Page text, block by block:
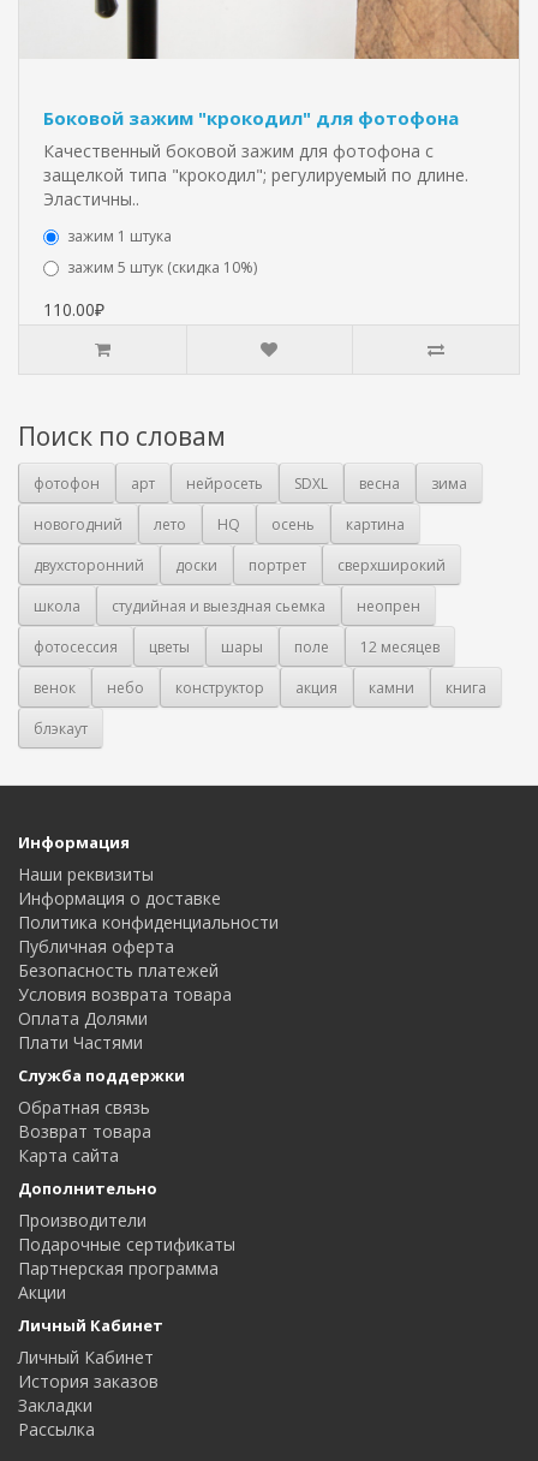
Боковой зажим "крокодил" для фотофона
Качественный боковой зажим для фотофона с
защелкой типа "крокодил"; регулируемый по длине.
Эластичны..
зажим 1 штука
зажим 5 штук (скидка 10%)
110.00₽
Поиск по словам
фотофон арт нейросеть SDXL весна
зима
новогодний
лето HQ осень
картина
двухсторонний
доски портрет
сверхширокий
школа
студийная и выездная сьемка
неопрен
фотосессия
цветы шары поле
12 месяцев
венок
небо конструктор акция камни
книга
блэкаут
Информация
Наши реквизиты
Информация о доставке
Политика конфиденциальности
Публичная оферта
Безопасность платежей
Условия возврата товара
Оплата Долями
Плати Частями
Служба поддержки
Обратная связь
Возврат товара
Карта сайта
Дополнительно
Производители
Подарочные сертификаты
Партнерская программа
Акции
Личный Кабинет
Личный Кабинет
История заказов
Закладки
Рассылка